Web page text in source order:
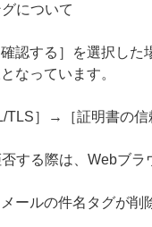
について
認する］を選択し
なっています。
］→［証明書の信
する際は、Webブラ
ールの件名タグが削